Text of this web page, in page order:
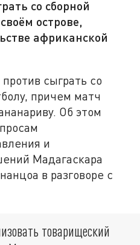
со сборной
острове,
африканской
сыграть со
причем матч
Об этом
и
Мадагаскара
в разговоре с
товарищеский